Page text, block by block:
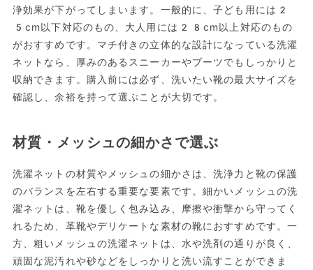
浄効果が下がってしまいます。一般的に、子ども用には2
5cm以下対応のもの、大人用には28cm以上対応のもの
がおすすめです。マチ付きの立体的な設計になっている洗濯
ネットなら、厚みのあるスニーカーやブーツでもしっかりと
収納できます。購入前には必ず、洗いたい靴の最大サイズを
確認し、余裕を持って選ぶことが大切です。
材質・メッシュの細かさで選ぶ
洗濯ネットの材質やメッシュの細かさは、洗浄力と靴の保護
のバランスを左右する重要な要素です。細かいメッシュの洗
濯ネットは、靴を優しく包み込み、摩擦や衝撃から守ってく
れるため、革靴やデリケートな素材の靴におすすめです。一
方、粗いメッシュの洗濯ネットは、水や洗剤の通りが良く、
頑固な泥汚れや砂などをしっかりと洗い流すことができま